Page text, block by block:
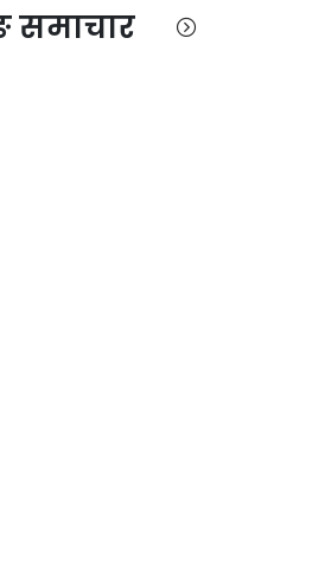
समाचार